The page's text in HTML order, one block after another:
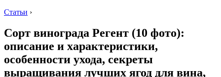
Статьи ›
Сорт винограда Регент (10 фото):
описание и характеристики,
особенности ухода, секреты
выращивания лучших ягод для вина,